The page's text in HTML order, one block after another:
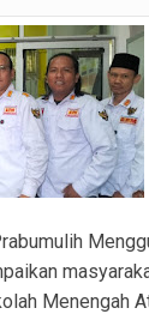
Patroli Subuh di
KRYD Sasar
II, Tiga
Bukti Disembunyikan
Pasar Turunan
Genggam.
Menengah